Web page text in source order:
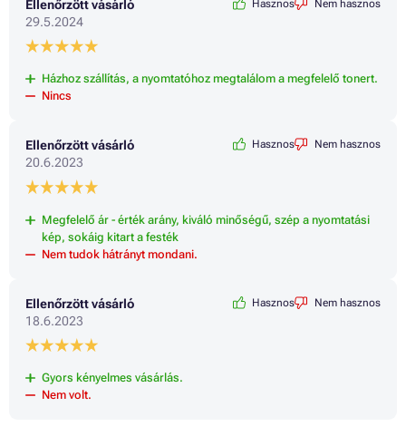
Ellenőrzött vásárló
29.5.2024
Hasznos Nem hasznos
Házhoz szállítás, a nyomtatóhoz megtalálom a megfelelő tonert.
Nincs
Ellenőrzött vásárló
20.6.2023
Hasznos Nem hasznos
Megfelelő ár - érték arány, kiváló minőségű, szép a nyomtatási
kép, sokáig kitart a festék
Nem tudok hátrányt mondani.
Ellenőrzött vásárló
18.6.2023
Hasznos Nem hasznos
Gyors kényelmes vásárlás.
Nem volt.